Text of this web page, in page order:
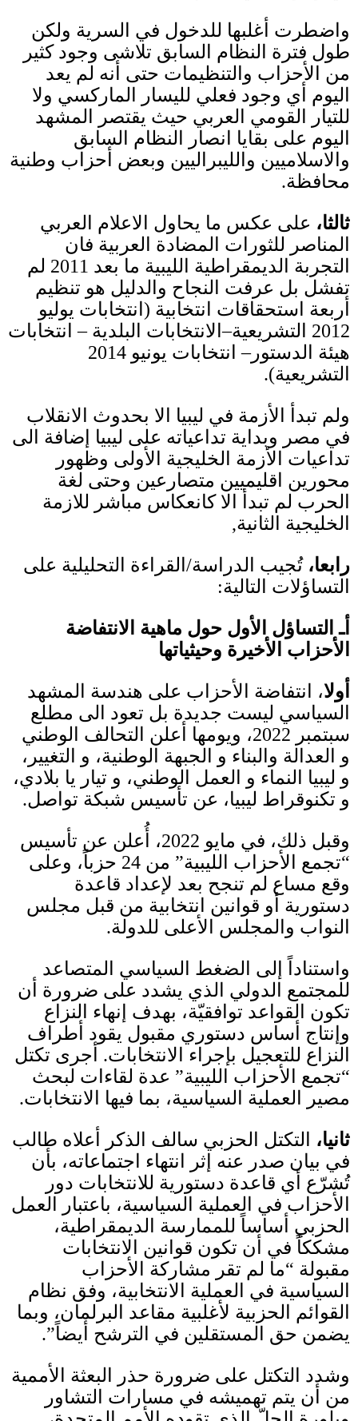
واضطرت أغلبها للدخول في السرية ولكن
طول فترة النظام السابق تلاشى وجود كثير
من الأحزاب والتنظيمات حتى أنه لم يعد
اليوم أي وجود فعلي لليسار الماركسي ولا
للتيار القومي العربي حيث يقتصر المشهد
اليوم على بقايا
انصار النظام السابق
والاسلاميين والليبراليين وبعض أحزاب وطنية
محافظة.
ثالثا، على عكس ما يحاول الاعلام العربي
المناصر للثورات المضادة العربية فان
التجربة الديمقراطية الليبية ما بعد 2011 لم
تفشل بل عرفت النجاح والدليل هو تنظيم
أربعة استحقاقات انتخابية ( انتخابات يوليو
2012
التشريعية–الانتخابات البلدية– انتخابات
هيئة الدستور– انتخابات يونيو 2014
التشريعية).
ولم تبدأ الأزمة في ليبيا الا بحدوث الانقلاب
في مصر وبداية تداعياته على ليبيا إضافة الى
تداعيات الأزمة الخليجية الأولى وظهور
محورين اقليميين متصارعين وحتى لغة
الحرب لم تبدأ الا كانعكاس مباشر للازمة
الخليجية الثانية,
رابعا،تُجيب الدراسة/ القراءة التحليلية على
التساؤلات التالية:
أـ التساؤل الأول حول ماهية الانتفاضة
الأحزاب الأخيرة وحيثياتها
أولا، انتفاضة الأحزاب على هندسة المشهد
السياسي ليست جديدة بل تعود الى مطلع
سبتمبر 2022، ويومها أعلن التحالف الوطني
و العدالة والبناء و الجبهة الوطنية، و التغيير،
و ليبيا النماء و العمل الوطني، و تيار يا بلادي،
و تكنوقراط ليبيا، عن تأسيس شبكة تواصل.
وقبل ذلك، في مايو 2022، أُعلن عن تأسيس
“تجمع الأحزاب الليبية” من 24 حزباً، وعلى
وقع مساع لم تنجح بعد لإعداد قاعدة
دستورية أو قوانين انتخابية من قبل مجلس
النواب والمجلس الأعلى للدولة.
واستناداً إلى الضغط السياسي المتصاعد
للمجتمع الدولي الذي يشدد على ضرورة أن
تكون القواعد توافقيّة، بهدف إنهاء النزاع
وإنتاج أساس دستوري مقبول يقود أطراف
النزاع للتعجيل بإجراء الانتخابات.
أجرى تكتل
“تجمع الأحزاب الليبية” عدة لقاءات لبحث
مصير العملية السياسية، بما فيها الانتخابات.
ثانيا، التكتل الحزبي سالف الذكر أعلاه طالب
في بيان صدر عنه إثر انتهاء اجتماعاته، بأن
تُشرّع أي قاعدة دستورية للانتخابات دور
الأحزاب في العملية السياسية، باعتبار العمل
الحزبي أساساً للممارسة الديمقراطية،
مشككاً في أن تكون قوانين الانتخابات
مقبولة “ما لم تقر مشاركة الأحزاب
السياسية في العملية الانتخابية، وفق نظام
القوائم الحزبية لأغلبية مقاعد البرلمان، وبما
يضمن حق المستقلين في الترشح أيضاً”.
وشدد التكتل على ضرورة حذر البعثة الأممية
من أن يتم تهميشه في مسارات التشاور